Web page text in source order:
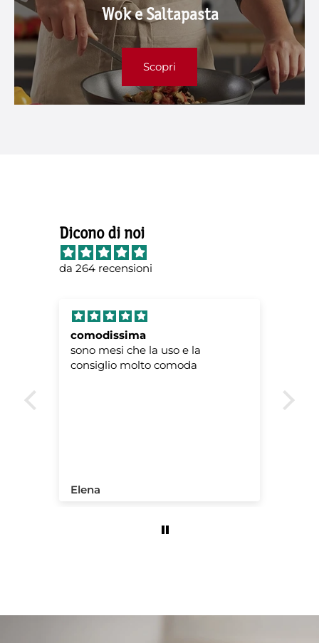
Wok e Saltapasta
Scopri
Dicono di noi
da 264 recensioni
comodissima
sono mesi che la uso e la
consiglio molto comoda
Elena